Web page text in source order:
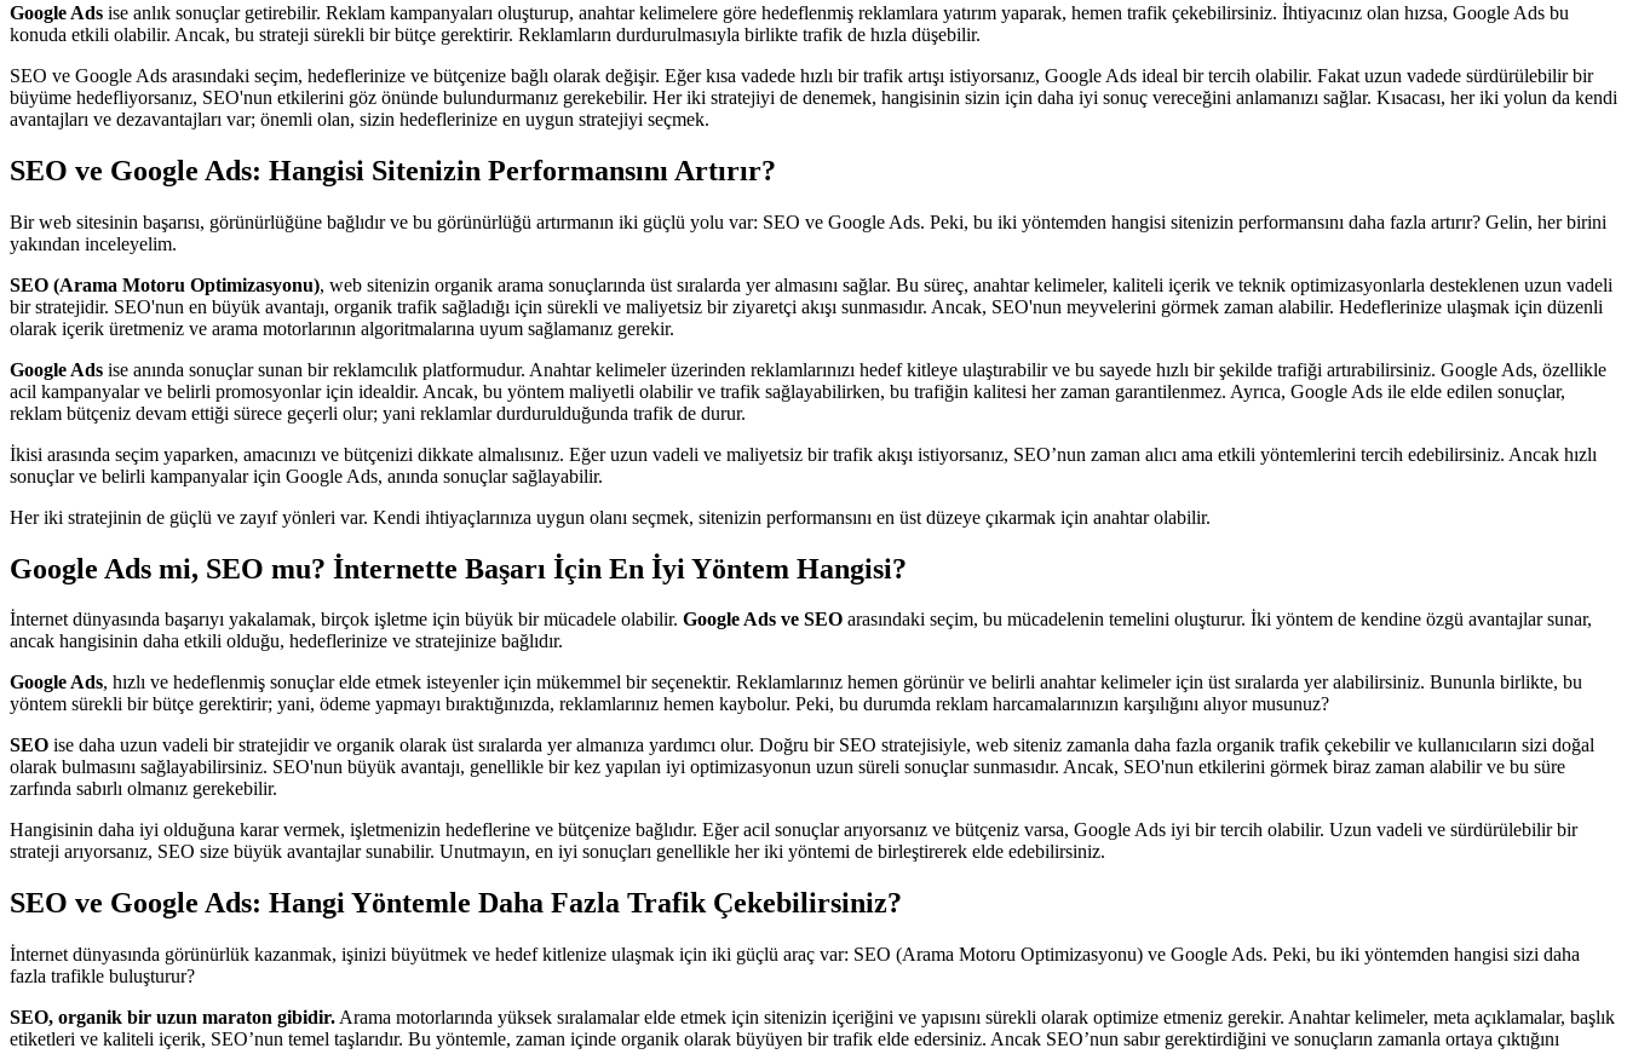
Google Ads ise anlık sonuçlar getirebilir. Reklam kampanyaları oluşturup, anahtar kelimelere göre hedeflenmiş reklamlara yatırım yaparak, hemen trafik çekebilirsiniz. İhtiyacınız olan hızsa, Google Ads bu
konuda etkili olabilir. Ancak, bu strateji sürekli bir bütçe gerektirir. Reklamların durdurulmasıyla birlikte trafik de hızla düşebilir.
SEO ve Google Ads arasındaki seçim, hedeflerinize ve bütçenize bağlı olarak değişir. Eğer kısa vadede hızlı bir trafik artışı istiyorsanız, Google Ads ideal bir tercih olabilir. Fakat uzun vadede sürdürülebilir bir
büyüme hedefliyorsanız, SEO'nun etkilerini göz önünde bulundurmanız gerekebilir. Her iki stratejiyi de denemek, hangisinin sizin için daha iyi sonuç vereceğini anlamanızı sağlar. Kısacası, her iki yolun da kendi
avantajları ve dezavantajları var; önemli olan, sizin hedeflerinize en uygun stratejiyi seçmek.
SEO ve Google Ads: Hangisi Sitenizin Performansını Artırır?
Bir web sitesinin başarısı, görünürlüğüne bağlıdır ve bu görünürlüğü artırmanın iki güçlü yolu var: SEO ve Google Ads. Peki, bu iki yöntemden hangisi sitenizin performansını daha fazla artırır? Gelin, her birini
yakından inceleyelim.
SEO (Arama Motoru Optimizasyonu), web sitenizin organik arama sonuçlarında üst sıralarda yer almasını sağlar. Bu süreç, anahtar kelimeler, kaliteli içerik ve teknik optimizasyonlarla desteklenen uzun vadeli
bir stratejidir. SEO'nun en büyük avantajı, organik trafik sağladığı için sürekli ve maliyetsiz bir ziyaretçi akışı sunmasıdır. Ancak, SEO'nun meyvelerini görmek zaman alabilir. Hedeflerinize ulaşmak için düzenli
olarak içerik üretmeniz ve arama motorlarının algoritmalarına uyum sağlamanız gerekir.
Google Ads ise anında sonuçlar sunan bir reklamcılık platformudur. Anahtar kelimeler üzerinden reklamlarınızı hedef kitleye ulaştırabilir ve bu sayede hızlı bir şekilde trafiği artırabilirsiniz. Google Ads, özellikle
acil kampanyalar ve belirli promosyonlar için idealdir. Ancak, bu yöntem maliyetli olabilir ve trafik sağlayabilirken, bu trafiğin kalitesi her zaman garantilenmez. Ayrıca, Google Ads ile elde edilen sonuçlar,
reklam bütçeniz devam ettiği sürece geçerli olur; yani reklamlar durdurulduğunda trafik de durur.
İkisi arasında seçim yaparken, amacınızı ve bütçenizi dikkate almalısınız. Eğer uzun vadeli ve maliyetsiz bir trafik akışı istiyorsanız, SEO’nun zaman alıcı ama etkili yöntemlerini tercih edebilirsiniz. Ancak hızlı
sonuçlar ve belirli kampanyalar için Google Ads, anında sonuçlar sağlayabilir.
Her iki stratejinin de güçlü ve zayıf yönleri var. Kendi ihtiyaçlarınıza uygun olanı seçmek, sitenizin performansını en üst düzeye çıkarmak için anahtar olabilir.
Google Ads mi, SEO mu? İnternette Başarı İçin En İyi Yöntem Hangisi?
İnternet dünyasında başarıyı yakalamak, birçok işletme için büyük bir mücadele olabilir. Google Ads ve SEO arasındaki seçim, bu mücadelenin temelini oluşturur. İki yöntem de kendine özgü avantajlar sunar,
ancak hangisinin daha etkili olduğu, hedeflerinize ve stratejinize bağlıdır.
Google Ads, hızlı ve hedeflenmiş sonuçlar elde etmek isteyenler için mükemmel bir seçenektir. Reklamlarınız hemen görünür ve belirli anahtar kelimeler için üst sıralarda yer alabilirsiniz. Bununla birlikte, bu
yöntem sürekli bir bütçe gerektirir; yani, ödeme yapmayı bıraktığınızda, reklamlarınız hemen kaybolur. Peki, bu durumda reklam harcamalarınızın karşılığını alıyor musunuz?
SEO ise daha uzun vadeli bir stratejidir ve organik olarak üst sıralarda yer almanıza yardımcı olur. Doğru bir SEO stratejisiyle, web siteniz zamanla daha fazla organik trafik çekebilir ve kullanıcıların sizi doğal
olarak bulmasını sağlayabilirsiniz. SEO'nun büyük avantajı, genellikle bir kez yapılan iyi optimizasyonun uzun süreli sonuçlar sunmasıdır. Ancak, SEO'nun etkilerini görmek biraz zaman alabilir ve bu süre
zarfında sabırlı olmanız gerekebilir.
Hangisinin daha iyi olduğuna karar vermek, işletmenizin hedeflerine ve bütçenize bağlıdır. Eğer acil sonuçlar arıyorsanız ve bütçeniz varsa, Google Ads iyi bir tercih olabilir. Uzun vadeli ve sürdürülebilir bir
strateji arıyorsanız, SEO size büyük avantajlar sunabilir. Unutmayın, en iyi sonuçları genellikle her iki yöntemi de birleştirerek elde edebilirsiniz.
SEO ve Google Ads: Hangi Yöntemle Daha Fazla Trafik Çekebilirsiniz?
İnternet dünyasında görünürlük kazanmak, işinizi büyütmek ve hedef kitlenize ulaşmak için iki güçlü araç var: SEO (Arama Motoru Optimizasyonu) ve Google Ads. Peki, bu iki yöntemden hangisi sizi daha
fazla trafikle buluşturur?
SEO, organik bir uzun maraton gibidir. Arama motorlarında yüksek sıralamalar elde etmek için sitenizin içeriğini ve yapısını sürekli olarak optimize etmeniz gerekir. Anahtar kelimeler, meta açıklamalar, başlık
etiketleri ve kaliteli içerik, SEO’nun temel taşlarıdır. Bu yöntemle, zaman içinde organik olarak büyüyen bir trafik elde edersiniz. Ancak SEO’nun sabır gerektirdiğini ve sonuçların zamanla ortaya çıktığını